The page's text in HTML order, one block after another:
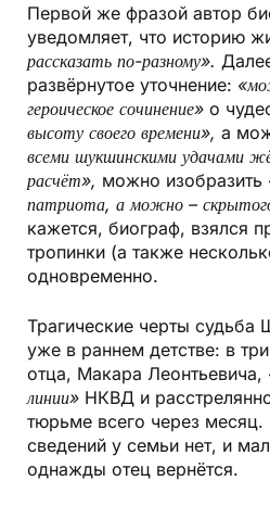
Первой же фразой автор
уведомляет, что историю
рассказать по-разному».
развёрнутое уточнение:
героическое сочинение» о
высоту своего времени», а
всеми шукшинскими удачами
расчёт», можно изобразить
патриота, а можно –
кажется, биограф, взялся
тропинки (а также
одновременно.
Трагические черты судьба
уже в раннем детстве: в
отца, Макара Леонтьевича,
линии» НКВД и
тюрьме всего через
сведений у семьи нет, и
однажды отец вернётся.